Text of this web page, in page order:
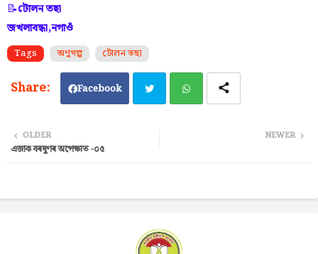
📝টোলন তছা
জখলাবন্ধা,নগাওঁ
Tags অণুগল্প টোলন তছা
Facebook
NEWER
OLDER
এজাক বৰষুণৰ অপেক্ষাত -০৫